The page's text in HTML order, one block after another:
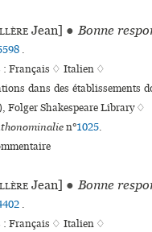
Jean] ● Bonne
.
: Français ♢ Italien ♢
dans des
Folger Shakespeare Library ♢
n°1025.
Jean] ● Bonne
.
: Français ♢ Italien ♢